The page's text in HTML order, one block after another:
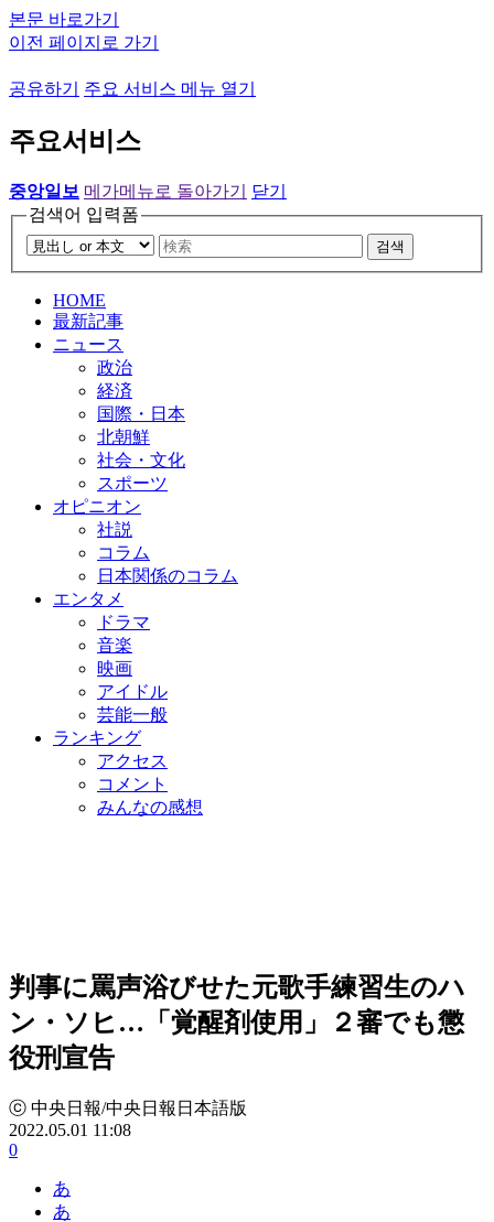
본문 바로가기
이전 페이지로 가기
공유하기 주요 서비스 메뉴 열기
주요서비스
중앙일보 메가메뉴로 돌아가기
닫기
검색어 입력폼
검색
HOME
最新記事
ニュース
政治
経済
国際・日本
北朝鮮
社会・文化
スポーツ
オピニオン
社説
コラム
日本関係のコラム
エンタメ
ドラマ
音楽
映画
アイドル
芸能一般
ランキング
アクセス
コメント
みんなの感想
判事に罵声浴びせた元歌手練習生のハ
ン・ソヒ…「覚醒剤使用」２審でも懲
役刑宣告
ⓒ 中央日報/中央日報日本語版
2022.05.01 11:08
0
あ
あ